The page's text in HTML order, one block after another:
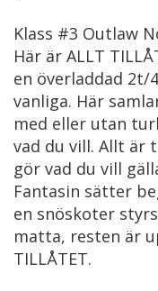
Klass #3 Outlaw
Här är ALLT
en överladdad
vanliga. Här
med eller utan
vad du vill. Allt är
gör vad du vill
Fantasin sätter
en snöskoter
matta, resten är
TILLÅTET.